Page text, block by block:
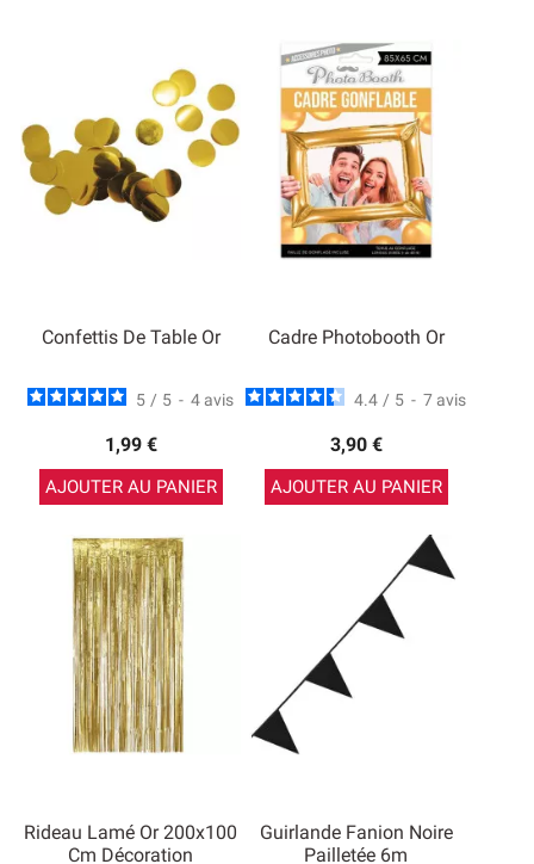
Confettis De Table Or
5 / 5 - 4 avis
1,99 €
AJOUTER AU PANIER
Cadre Photobooth Or
4.4 / 5 - 7 avis
3,90 €
AJOUTER AU PANIER
Rideau Lamé Or 200x100
Cm Décoration
Guirlande Fanion Noire
Pailletée 6m